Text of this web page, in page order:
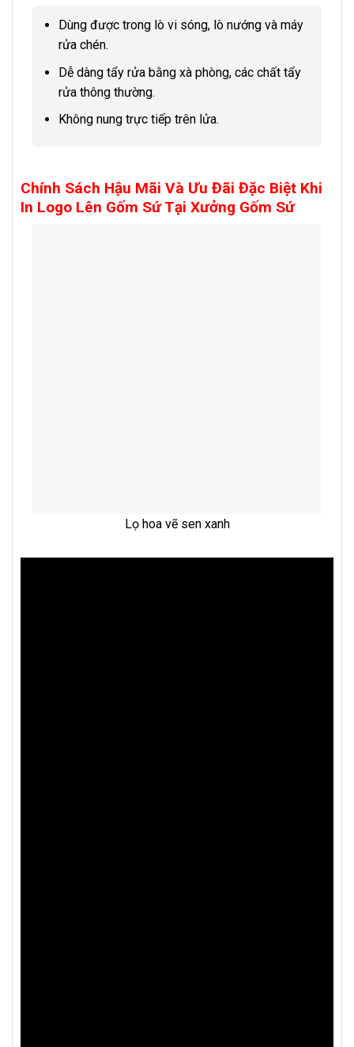
Dùng được trong lò vi sóng, lò nướng và máy
rửa chén.
Dễ dàng tẩy rửa bằng xà phòng, các chất tẩy
rửa thông thường.
Không nung trực tiếp trên lửa.
Chính Sách Hậu Mãi Và Ưu Đãi Đặc Biệt Khi
In Logo Lên Gốm Sứ Tại Xưởng Gốm Sứ
Lọ hoa vẽ sen xanh